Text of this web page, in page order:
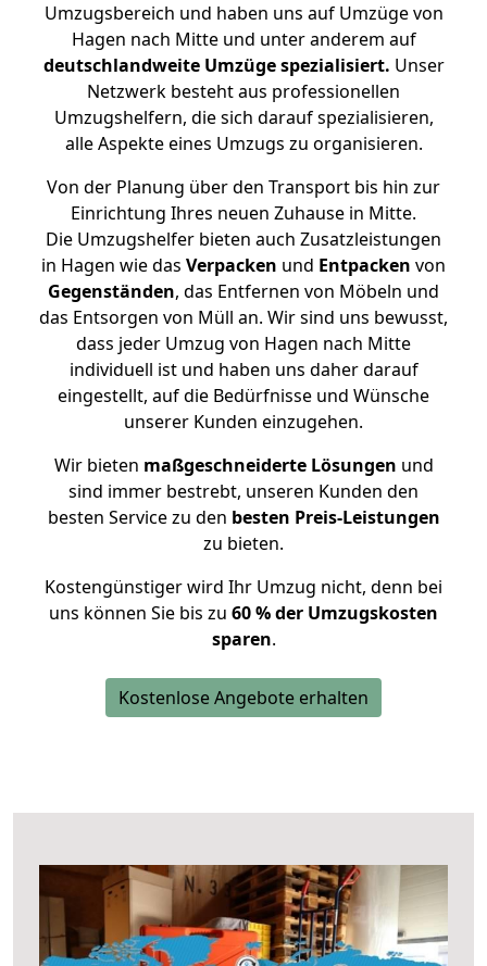
Umzugsbereich und haben uns auf Umzüge von
Hagen nach Mitte und unter anderem auf
deutschlandweite Umzüge spezialisiert. Unser
Netzwerk besteht aus professionellen
Umzugshelfern, die sich darauf spezialisieren,
alle Aspekte eines Umzugs zu organisieren.
Von der Planung über den Transport bis hin zur
Einrichtung Ihres neuen Zuhause in Mitte.
Die Umzugshelfer bieten auch Zusatzleistungen
in Hagen wie das Verpacken und Entpacken von
Gegenständen, das Entfernen von Möbeln und
das Entsorgen von Müll an. Wir sind uns bewusst,
dass jeder Umzug von Hagen nach Mitte
individuell ist und haben uns daher darauf
eingestellt, auf die Bedürfnisse und Wünsche
unserer Kunden einzugehen.
Wir bieten maßgeschneiderte Lösungen und
sind immer bestrebt, unseren Kunden den
besten Service zu den besten Preis-Leistungen
zu bieten.
Kostengünstiger wird Ihr Umzug nicht, denn bei
uns können Sie bis zu 60 % der Umzugskosten
sparen.
Kostenlose Angebote erhalten